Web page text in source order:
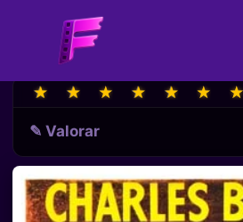
★
★ ★
★ ★
★ ★
★ ★
★ ★
★ ★
★
✎ Valorar